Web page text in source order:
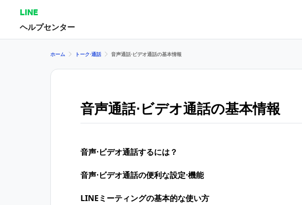
LINE
ヘルプセンター
ホーム トーク⋅通話 音声通話⋅ビデオ通話の基本情報
音声通話⋅ビデオ通話の基本情報
音声⋅ビデオ通話するには？
音声⋅ビデオ通話の便利な設定⋅機能
LINEミーティングの基本的な使い方